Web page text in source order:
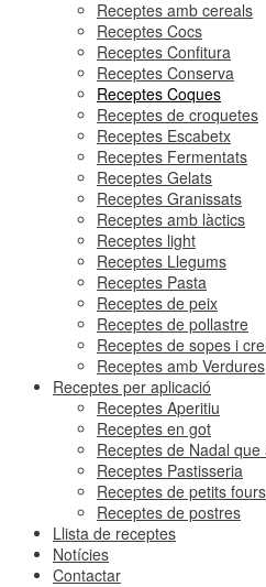
Receptes amb cereals
Receptes Cocs
Receptes Confitura
Receptes Conserva
Receptes Coques
Receptes de croquetes
Receptes Escabetx
Receptes Fermentats
Receptes Gelats
Receptes Granissats
Receptes amb làctics
Receptes light
Receptes Llegums
Receptes Pasta
Receptes de peix
Receptes de pollastre
Receptes de sopes i
Receptes amb Verdures
Receptes per aplicació
Receptes Aperitiu
Receptes en got
Receptes de Nadal
Receptes Pastisseria
Receptes de petits fours
Receptes de postres
Llista de receptes
Notícies
Contactar